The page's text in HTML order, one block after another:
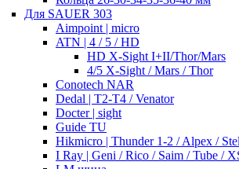
Для SAUER 303
Aimpoint | micro
ATN | 4 / 5 / HD
HD X-Sight I+II/Thor/Mars
4/5 X-Sight / Mars / Thor
Conotech NAR
Dedal | T2-T4 / Venator
Docter | sight
Guide TU
Hikmicro | Thunder 1-2 / Alpex /
I Ray | Geni / Rico / Saim / Tube /